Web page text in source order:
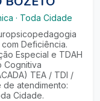
· Toda Cidade
Deficiência.
Especial e TDAH
Cognitiva
TEA / TDI /
de atendimento:
Cidade.